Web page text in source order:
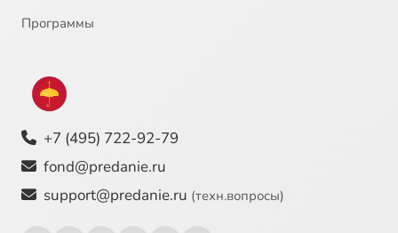
Программы
+7 (495) 722-92-79
fond@predanie.ru
support@predanie.ru (техн.вопросы)